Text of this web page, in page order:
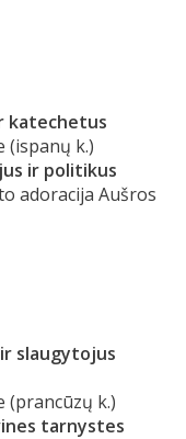
katechetus
(ispanų k.)
ir politikus
adoracija Aušros
slaugytojus
(prancūzų k.)
tarnystes